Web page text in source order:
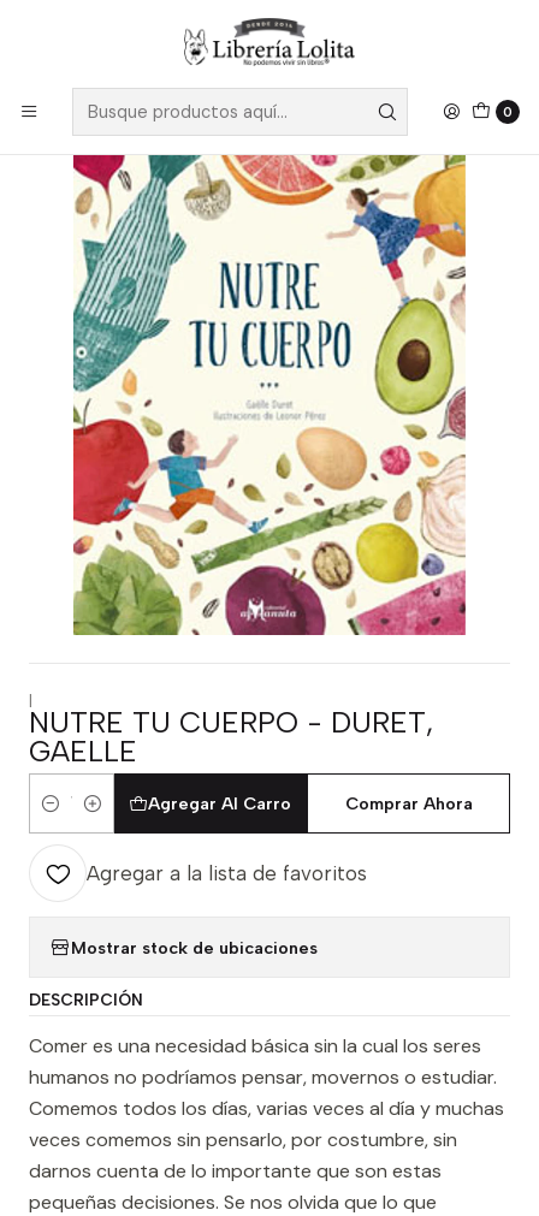
0
Despacho a todo Chile
|
NUTRE TU CUERPO - DURET,
GAELLE
Cantidad
Agregar Al Carro Comprar Ahora
Agregar a la lista de favoritos
Mostrar stock de ubicaciones
DESCRIPCIÓN
Comer es una necesidad básica sin la cual los seres
humanos no podríamos pensar, movernos o estudiar.
Comemos todos los días, varias veces al día y muchas
veces comemos sin pensarlo, por costumbre, sin
darnos cuenta de lo importante que son estas
pequeñas decisiones. Se nos olvida que lo que